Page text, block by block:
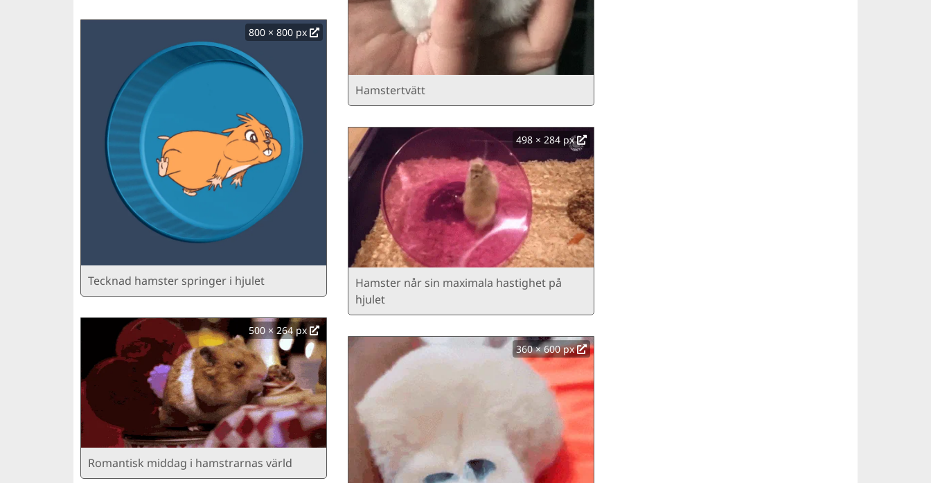
800 × 800 px
Tecknad hamster springer i hjulet
500 × 264 px
Romantisk middag i hamstrarnas värld
Hamstertvätt
498 × 284 px
Hamster når sin maximala hastighet på
hjulet
360 × 600 px